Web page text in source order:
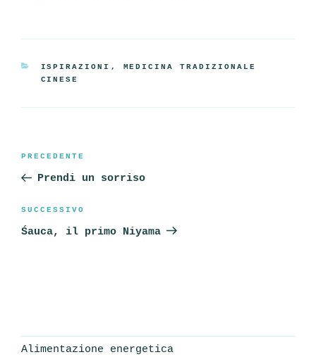
CATEGORIE
ISPIRAZIONI ,
MEDICINA TRADIZIONALE
CINESE
Articolo
precedente:
PRECEDENTE
Prendi un sorriso
Articolo
successivo
SUCCESSIVO
Śauca, il primo Niyama
Alimentazione energetica